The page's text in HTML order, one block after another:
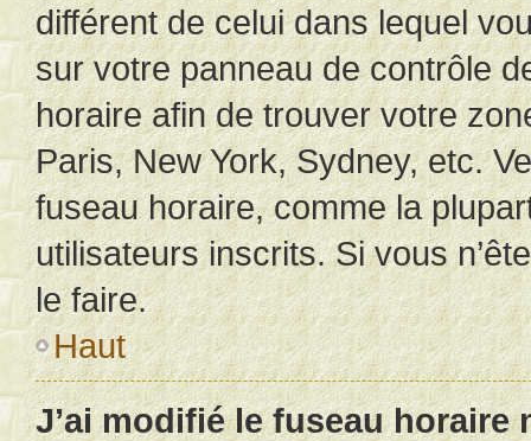
différent de celui dans lequel
sur votre panneau de contrôle
horaire afin de trouver votre
Paris, New York, Sydney, etc.
fuseau horaire, comme la
utilisateurs inscrits. Si vous
le faire.
Haut
J’ai modifié le fuseau horaire